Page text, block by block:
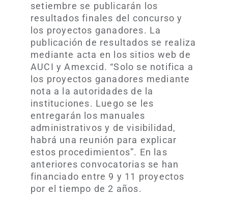
setiembre se publicarán los
resultados finales del concurso y
los proyectos ganadores. La
publicación de resultados se realiza
mediante acta en los sitios web de
AUCI y Amexcid. “Solo se notifica a
los proyectos ganadores mediante
nota a la autoridades de la
instituciones. Luego se les
entregarán los manuales
administrativos y de visibilidad,
habrá una reunión para explicar
estos procedimientos”. En las
anteriores convocatorias se han
financiado entre 9 y 11 proyectos
por el tiempo de 2 años.